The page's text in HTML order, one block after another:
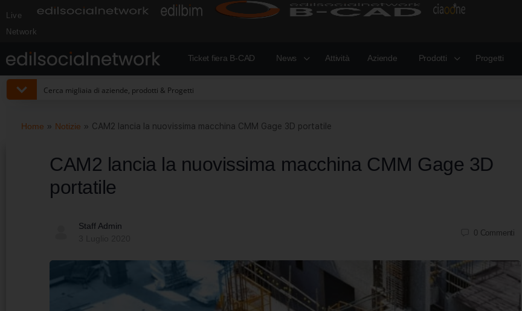
Live
Network
Ticket fiera B-CAD News Attività Aziende Prodotti Progetti
Home » Notizie » CAM2 lancia la nuovissima macchina CMM Gage 3D portatile
CAM2 lancia la nuovissima macchina CMM Gage 3D
portatile
Staff Admin
0 Commenti